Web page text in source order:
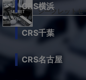
シークレットセ
CRS横浜
CRS千葉
CRS名古屋